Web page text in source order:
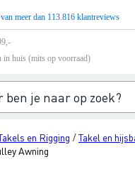
meer dan 113.816 klantreviews
in huis (mits op voorraad)
en Rigging /Takel en
Awning